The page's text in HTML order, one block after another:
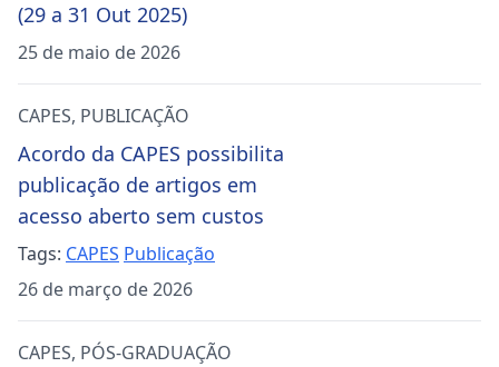
(29 a 31 Out 2025)
25 de maio de 2026
CAPES, PUBLICAÇÃO
Acordo da CAPES possibilita
publicação de artigos em
acesso aberto sem custos
Tags: CAPES Publicação
26 de março de 2026
CAPES, PÓS-GRADUAÇÃO